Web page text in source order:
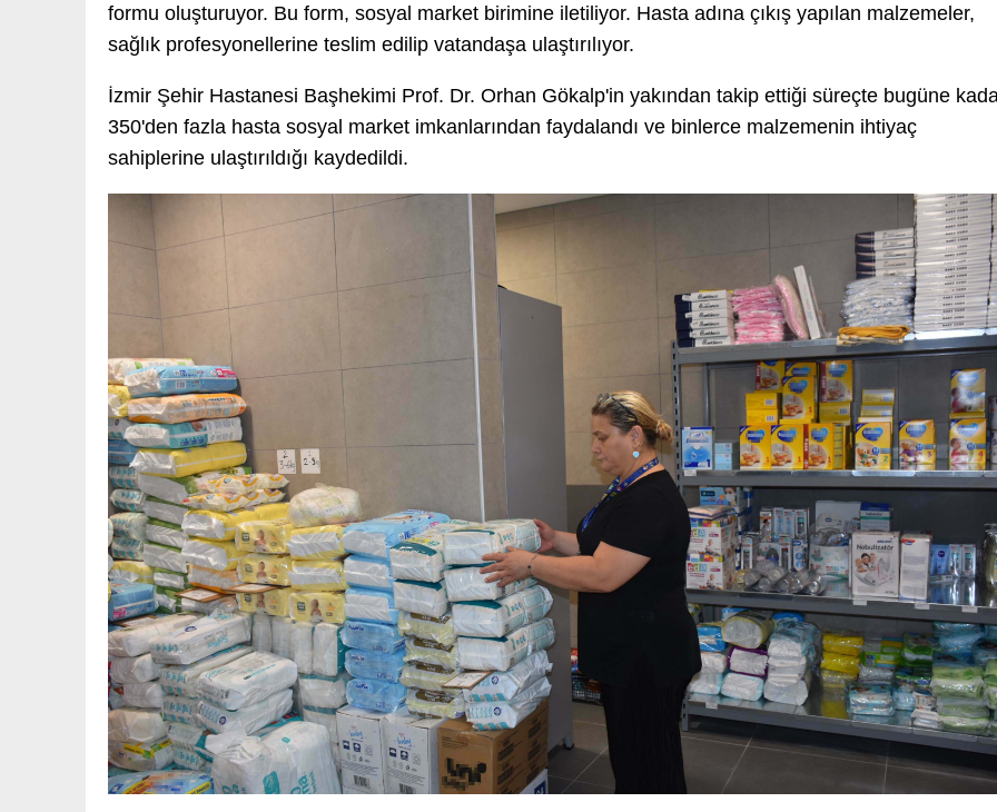
formu oluşturuyor. Bu form, sosyal market birimine iletiliyor. Hasta adına çıkış yapılan malzemeler,
sağlık profesyonellerine teslim edilip vatandaşa ulaştırılıyor.
İzmir Şehir Hastanesi Başhekimi Prof. Dr. Orhan Gökalp'in yakından takip ettiği süreçte bugüne
350'den fazla hasta sosyal market imkanlarından faydalandı ve binlerce malzemenin ihtiyaç
sahiplerine ulaştırıldığı kaydedildi.